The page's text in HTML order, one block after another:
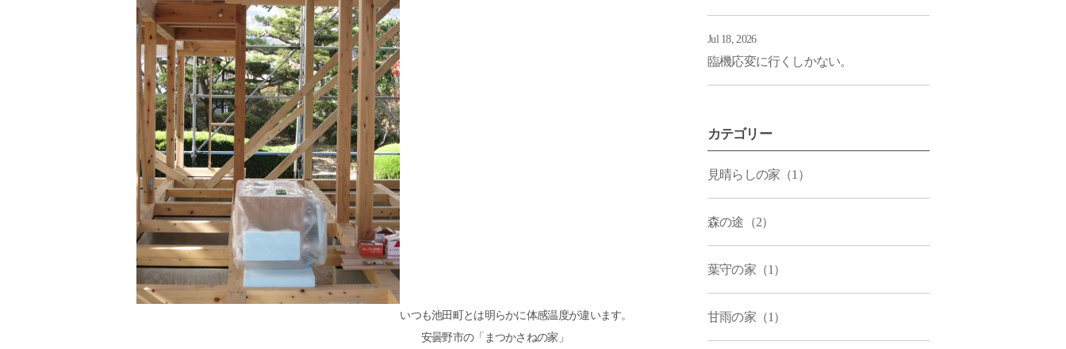
いつも池田町とは明らかに体感温度が違います。
安曇野市の「まつかさねの家」
Jul 18, 2026
臨機応変に行くしかない。
カテゴリー
見晴らしの家（1）
森の途（2）
葉守の家（1）
甘雨の家（1）